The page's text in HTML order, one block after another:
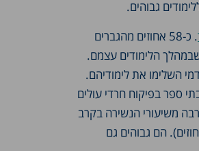
גבוהים.
. כ-58 אחוזים מהגברים
הלימודים עצמם.
השלימו את לימודיהם.
ספר בפיקוח חרדי עולים
אלו גבוהים בהרבה משיעורי הנשירה בקרב
לא חרדים (כ-30 אחוזים) ובקרב גברים ערבים-ישראלים (41 אחוזים). הם גבוהים גם